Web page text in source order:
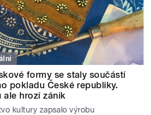
formy se staly součástí
pokladu České republiky.
ale hrozí zánik
kultury zapsalo výrobu